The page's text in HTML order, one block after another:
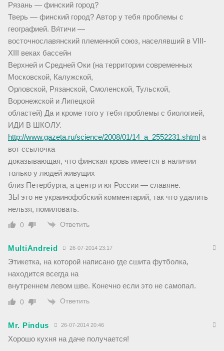
Рязань — финский город?
Тверь — финский город? Автор у тебя проблемы с
географией. Вя́тичи —
восточнославянский племенной союз, населявший в VIII-
XIII веках бассейн
Верхней и Средней Оки (на территории современных
Московской, Калужской,
Орловской, Рязанской, Смоленской, Тульской,
Воронежской и Липецкой
областей) Да и кроме того у тебя проблемы с биологией,
ИДИ В ШКОЛУ.
http://www.gazeta.ru/science/2008/01/14_a_2552231.shtml а
вот ссылочка
доказывающая, что финская кровь имеется в наличии
только у людей живущих
близ Петербурга, а центр и юг России — славяне.
ЗЫ это не украинофобский комментарий, так что удалить
нельзя, помиловать.
0 Ответить
MultiAndreid 26-07-2014 23:17
Этикетка, на которой написано где сшита футболка,
находится всегда на
внутреннем левом шве. Конечно если это не самопал.
0 Ответить
Mr. Pindus 26-07-2014 20:46
Хорошо кухня на даче получается!